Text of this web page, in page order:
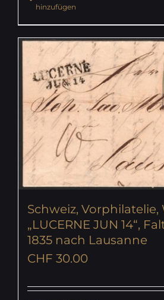
hinzufügen
Schweiz, Vorphilatelie,
„LUCERNE JUN 14“,
1835 nach Lausanne
CHF 30.00